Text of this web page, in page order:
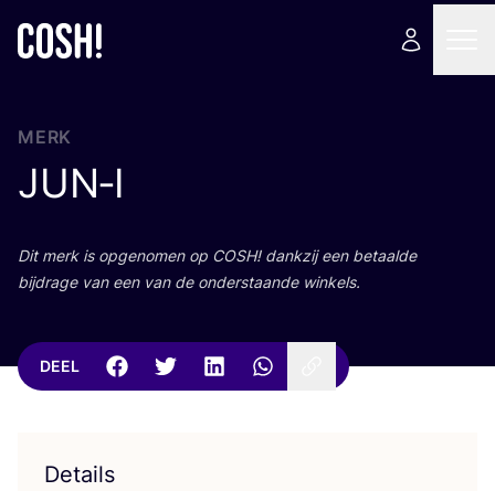
MERK
JUN‑I
Dit merk is opge­no­men op COSH! dank­zij een betaal­de
bij­dra­ge van een van de onder­staan­de winkels.
DEEL
Details